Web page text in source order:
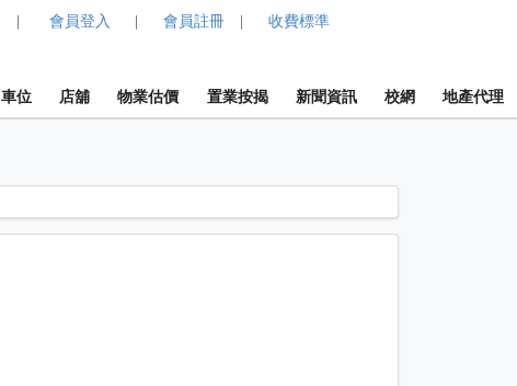
| 會員登入 | 會員註冊 | 收費標準
車位 店舖 物業估價 置業按揭 新聞資訊 校網 地產代理